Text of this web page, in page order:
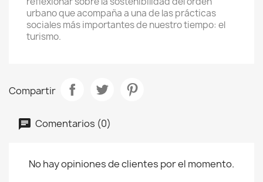
urbano que acompaña a una de las prácticas
sociales más importantes de nuestro tiempo: el
turismo.
Compartir
Comentarios (0)
No hay opiniones de clientes por el momento.